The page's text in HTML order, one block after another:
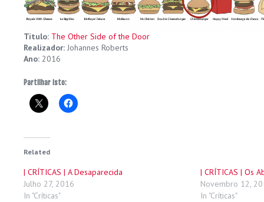
Título: The Other Side of the Door
Realizador: Johannes Roberts
Ano: 2016
Partilhar isto:
Related
| CRÍTICAS | A Desaparecida
Julho 27, 2016
In "Críticas"
| CRÍTICAS | Os
Novembro 12,
In "Críticas"